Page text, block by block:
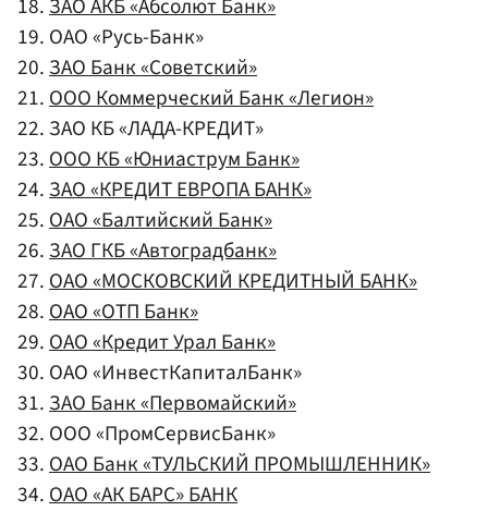
18.ЗАО АКБ «Абсолют Банк»
19. ОАО «Русь-Банк»
20.ЗАО Банк «Советский»
21.ООО Коммерческий Банк «Легион»
22. ЗАО КБ «ЛАДА-КРЕДИТ»
23.ООО КБ «Юниаструм Банк»
24.ЗАО «КРЕДИТ ЕВРОПА БАНК»
25.ОАО «Балтийский Банк»
26.ЗАО ГКБ «Автоградбанк»
27.ОАО «МОСКОВСКИЙ КРЕДИТНЫЙ БАНК»
28.ОАО «ОТП Банк»
29.ОАО «Кредит Урал Банк»
30. ОАО «ИнвестКапиталБанк»
31.ЗАО Банк «Первомайский»
32. ООО «ПромСервисБанк»
33.ОАО Банк «ТУЛЬСКИЙ ПРОМЫШЛЕННИК»
34.ОАО «АК БАРС» БАНК